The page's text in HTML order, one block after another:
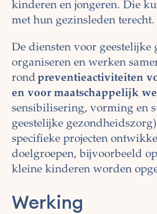
kinderen en jongeren. Die
met hun gezinsleden terecht.
De diensten voor geestelijke
organiseren en werken
rond preventieactiviteiten
en voor maatschappelijk
sensibilisering, vorming en
geestelijke
specifieke projecten
doelgroepen, bijvoorbeeld
kleine kinderen worden
Werking